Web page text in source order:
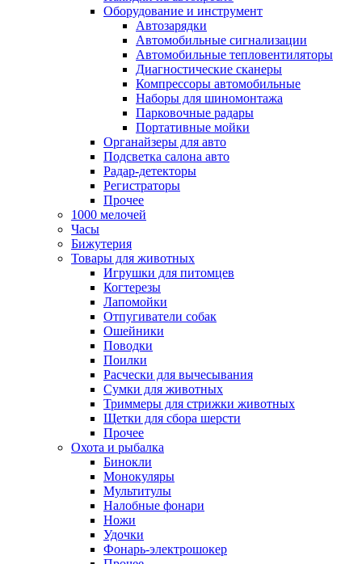
Оборудование и инструмент
Автозарядки
Автомобильные сигнализации
Автомобильные тепловентиляторы
Диагностические сканеры
Компрессоры автомобильные
Наборы для шиномонтажа
Парковочные радары
Портативные мойки
Органайзеры для авто
Подсветка салона авто
Радар-детекторы
Регистраторы
Прочее
1000 мелочей
Часы
Бижутерия
Товары для животных
Игрушки для питомцев
Когтерезы
Лапомойки
Отпугиватели собак
Ошейники
Поводки
Поилки
Расчески для вычесывания
Сумки для животных
Триммеры для стрижки животных
Щетки для сбора шерсти
Прочее
Охота и рыбалка
Бинокли
Монокуляры
Мультитулы
Налобные фонари
Ножи
Удочки
Фонарь-электрошокер